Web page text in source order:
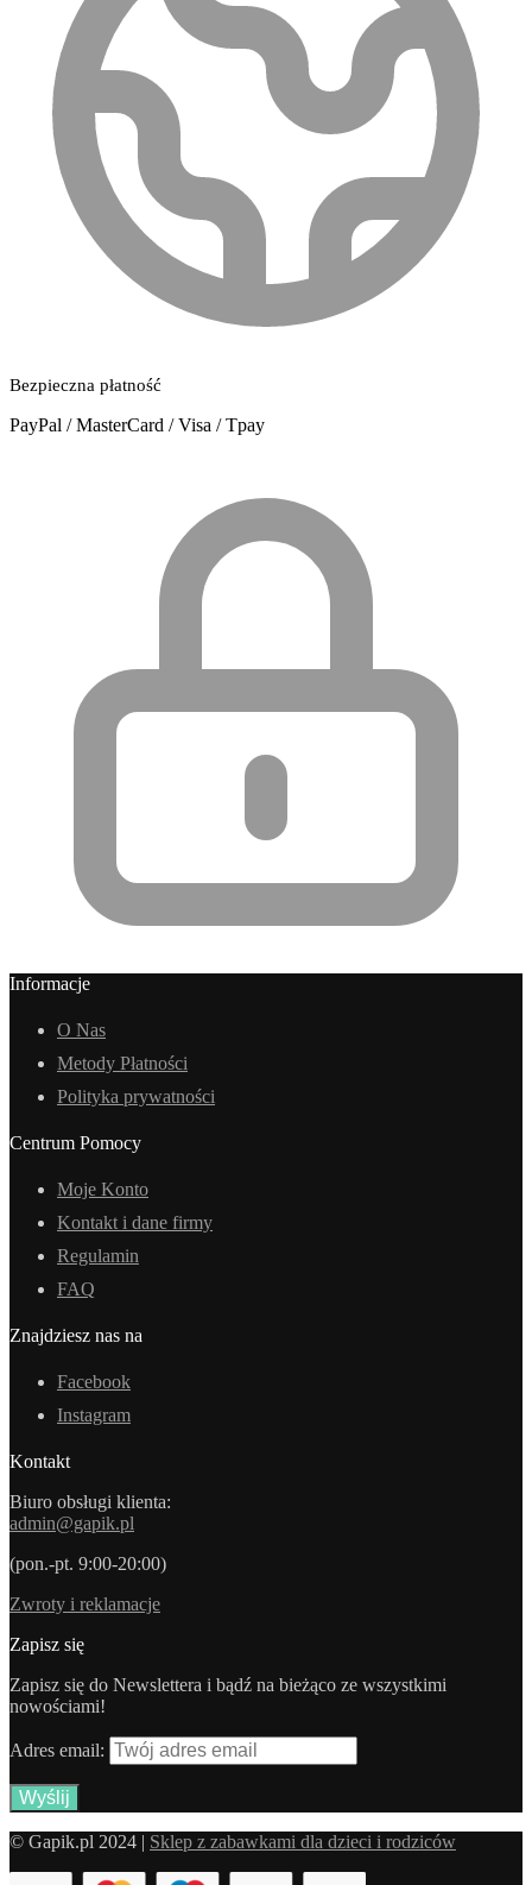
Bezpieczna płatność
PayPal / MasterCard / Visa / Tpay
Informacje
O Nas
Metody Płatności
Polityka prywatności
Centrum Pomocy
Moje Konto
Kontakt i dane firmy
Regulamin
FAQ
Znajdziesz nas na
Facebook
Instagram
Kontakt
Biuro obsługi klienta:
admin@gapik.pl
(pon.-pt. 9:00-20:00)
Zwroty i reklamacje
Zapisz się
Zapisz się do Newslettera i bądź na bieżąco ze wszystkimi
nowościami!
Adres email:
© Gapik.pl 2024 | Sklep z zabawkami dla dzieci i rodziców